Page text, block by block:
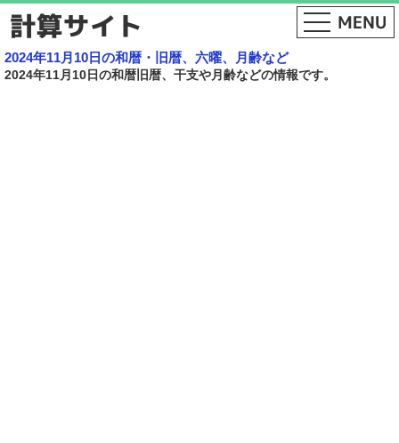
2024年11月10日の和暦・旧暦、六曜、月齢など
2024年11月10日の和暦旧暦、干支や月齢などの情報です。